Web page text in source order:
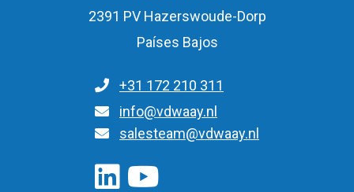
2391 PV Hazerswoude-Dorp
Países Bajos
+31 172 210 311
Para consultas generales
info@vdwaay.nl
Para consultas sobre piezas/pedidos
salesteam@vdwaay.nl